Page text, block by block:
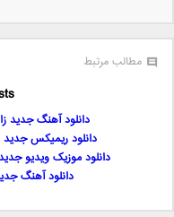
مطالب مرتبط
دانلود آهنگ جدید
دانلود ریمیکس جدید
دانلود موزیک ویدیو
دانلود آهنگ